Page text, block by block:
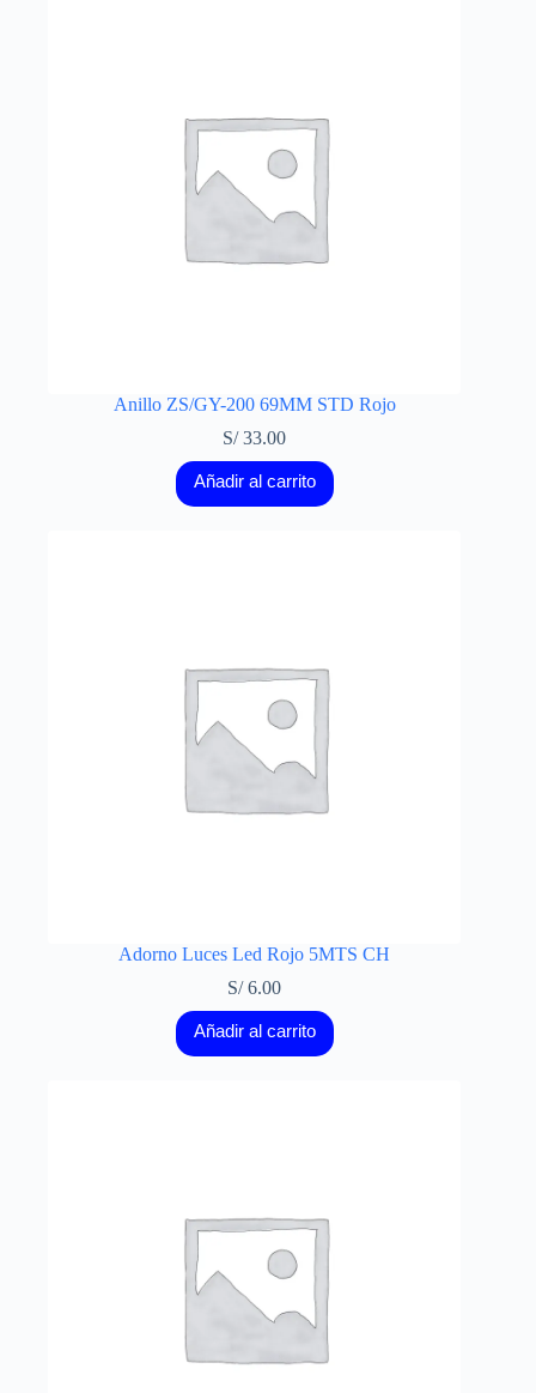
Anillo ZS/GY-200 69MM STD Rojo
S/33.00
Añadir al carrito
Adorno Luces Led Rojo 5MTS CH
S/6.00
Añadir al carrito